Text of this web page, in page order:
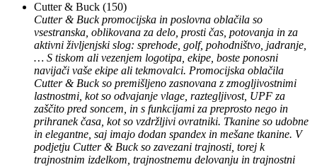
Cutter & Buck (150)
Cutter & Buck promocijska in poslovna oblačila so
vsestranska, oblikovana za delo, prosti čas, potovanja in za
aktivni življenjski slog: sprehode, golf, pohodništvo, jadranje,
… S tiskom ali vezenjem logotipa, ekipe, boste ponosni
navijači vaše ekipe ali tekmovalci. Promocijska oblačila
Cutter & Buck so premišljeno zasnovana z zmogljivostnimi
lastnostmi, kot so odvajanje vlage, raztegljivost, UPF za
zaščito pred soncem, in s funkcijami za preprosto nego in
prihranek časa, kot so vzdržljivi ovratniki. Tkanine so udobne
in elegantne, saj imajo dodan spandex in mešane tkanine. V
podjetju Cutter & Buck so zavezani trajnosti, torej k
trajnostnim izdelkom, trajnostnemu delovanju in trajnostni